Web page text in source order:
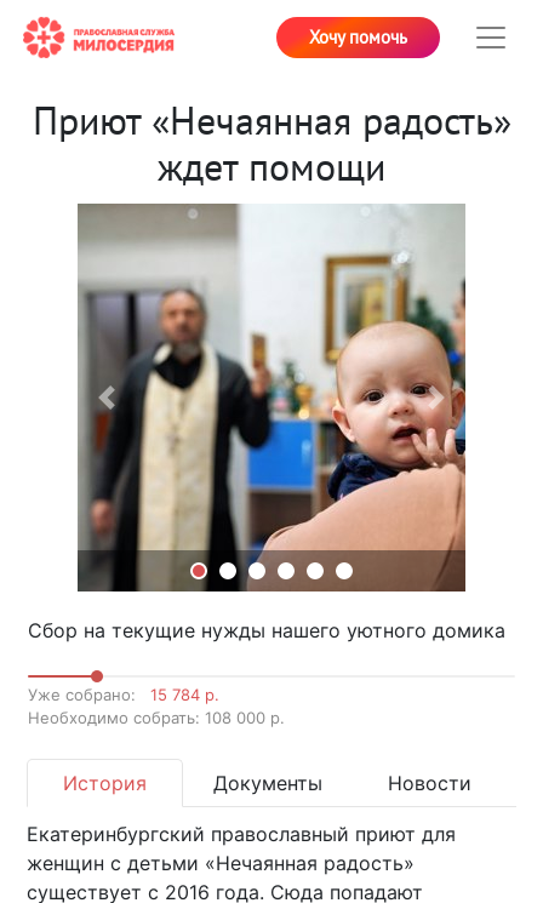
Хочу помочь
Приют «Нечаянная радость»
ждет помощи
Previous Next
Сбор на текущие нужды нашего уютного домика
Уже собрано:
15 784 р.
Необходимо собрать: 108 000 р.
История Документы Новости
Екатеринбургский православный приют для
женщин с детьми «Нечаянная радость»
существует с 2016 года. Сюда попадают